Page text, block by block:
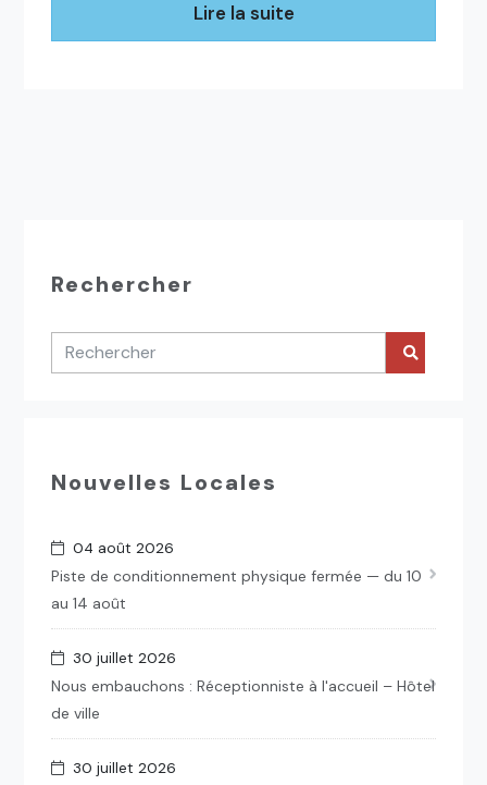
Lire la suite
Rechercher
Nouvelles Locales
04 août 2026
Piste de conditionnement physique fermée — du 10
au 14 août
30 juillet 2026
Nous embauchons : Réceptionniste à l'accueil – Hôtel
de ville
30 juillet 2026